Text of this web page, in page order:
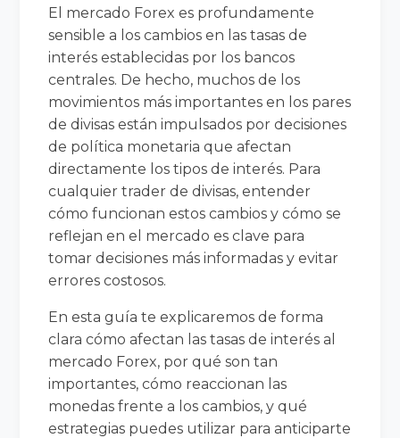
El mercado Forex es profundamente
sensible a los cambios en las tasas de
interés establecidas por los bancos
centrales. De hecho, muchos de los
movimientos más importantes en los pares
de divisas están impulsados por decisiones
de política monetaria que afectan
directamente los tipos de interés. Para
cualquier trader de divisas, entender
cómo funcionan estos cambios y cómo se
reflejan en el mercado es clave para
tomar decisiones más informadas y evitar
errores costosos.
En esta guía te explicaremos de forma
clara cómo afectan las tasas de interés al
mercado Forex, por qué son tan
importantes, cómo reaccionan las
monedas frente a los cambios, y qué
estrategias puedes utilizar para anticiparte